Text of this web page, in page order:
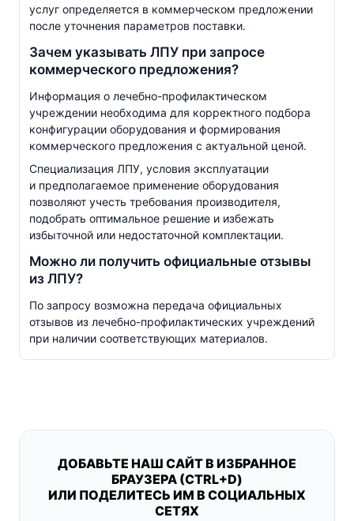
услуг определяется в коммерческом предложении
после уточнения параметров поставки.
Зачем указывать ЛПУ при запросе
коммерческого предложения?
Информация о лечебно-профилактическом
учреждении необходима для корректного подбора
конфигурации оборудования и формирования
коммерческого предложения с актуальной ценой.
Специализация ЛПУ, условия эксплуатации
и предполагаемое применение оборудования
позволяют учесть требования производителя,
подобрать оптимальное решение и избежать
избыточной или недостаточной комплектации.
Можно ли получить официальные отзывы
из ЛПУ?
По запросу возможна передача официальных
отзывов из лечебно-профилактических учреждений
при наличии соответствующих материалов.
ДОБАВЬТЕ НАШ САЙТ В ИЗБРАННОЕ
БРАУЗЕРА (CTRL+D)
ИЛИ ПОДЕЛИТЕСЬ ИМ В СОЦИАЛЬНЫХ
СЕТЯХ